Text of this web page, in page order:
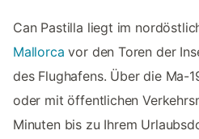
Can Pastilla liegt im
Mallorca vor den Toren der
des Flughafens. Über die Ma-
oder mit öffentlichen
Minuten bis zu Ihrem